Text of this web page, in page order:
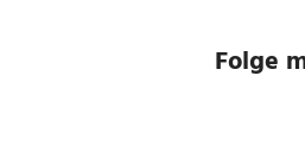
Folge